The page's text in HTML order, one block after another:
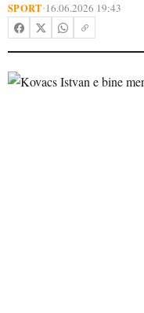
SPORT•16.06.2026 19:43